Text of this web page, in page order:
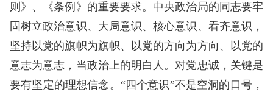
则》、《条例》的重要要求。中央政治局的同志要牢
固树立政治意识、大局意识、核心意识、看齐意识，
坚持以党的旗帜为旗帜、以党的方向为方向、以党的
意志为意志，当政治上的明白人。对党忠诚，关键是
要有坚定的理想信念。“四个意识”不是空洞的口号，